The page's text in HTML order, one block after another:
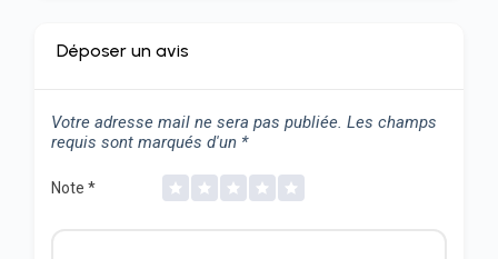
Déposer un avis
Votre adresse mail ne sera pas publiée. Les champs
requis sont marqués d'un *
Note *